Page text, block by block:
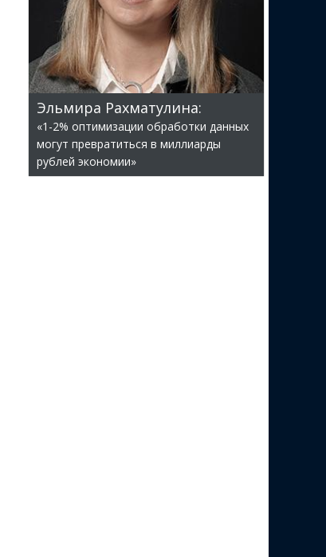
Эльмира Рахматулина:
«1-2% оптимизации обработки данных
могут превратиться в миллиарды
рублей экономии»